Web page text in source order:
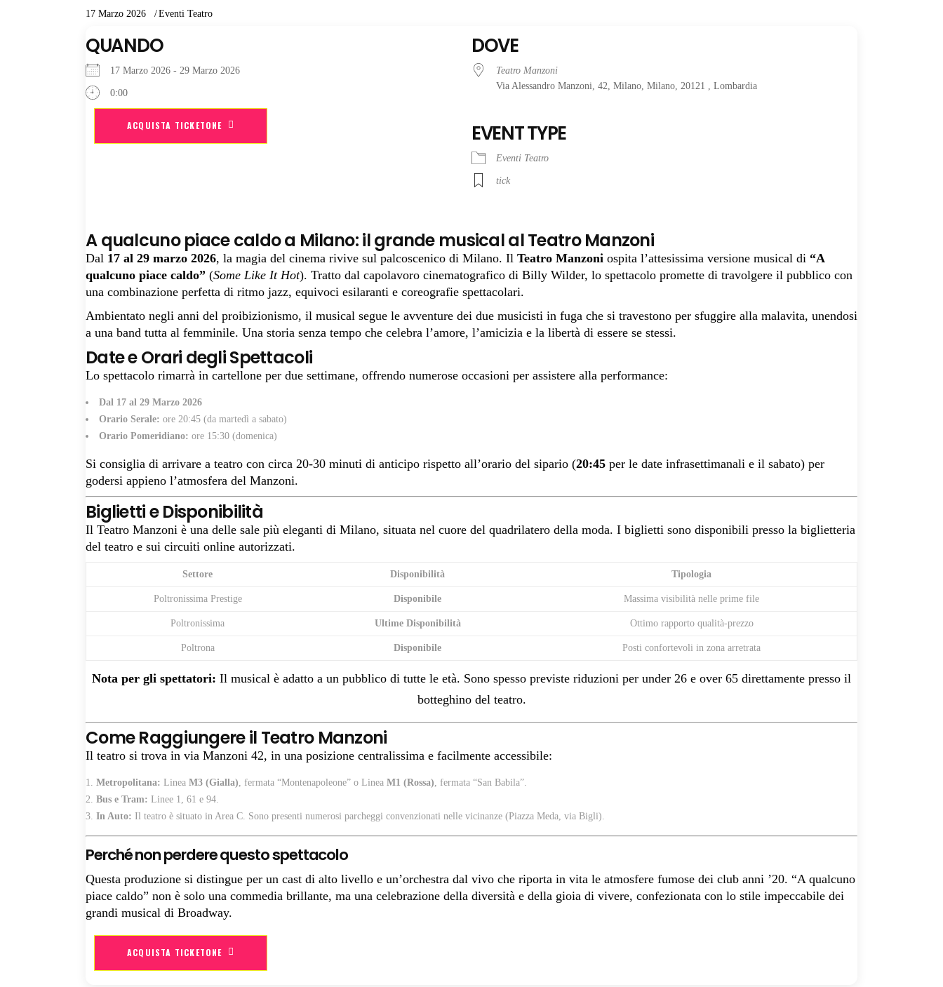
17 Marzo 2026 Eventi Teatro
QUANDO
17 Marzo 2026 - 29 Marzo 2026
0:00
ACQUISTA TICKETONE
DOVE
Teatro Manzoni
Via Alessandro Manzoni, 42, Milano, Milano, 20121 , Lombardia
EVENT TYPE
Eventi Teatro
tick
A qualcuno piace caldo a Milano: il grande musical al Teatro Manzoni
Dal 17 al 29 marzo 2026, la magia del cinema rivive sul palcoscenico di Milano. Il Teatro Manzoni ospita l’attesissima versione musical di “A
qualcuno piace caldo” (Some Like It Hot). Tratto dal capolavoro cinematografico di Billy Wilder, lo spettacolo promette di travolgere il pubblico con
una combinazione perfetta di ritmo jazz, equivoci esilaranti e coreografie spettacolari.
Ambientato negli anni del proibizionismo, il musical segue le avventure dei due musicisti in fuga che si travestono per sfuggire alla malavita, unendosi
a una band tutta al femminile. Una storia senza tempo che celebra l’amore, l’amicizia e la libertà di essere se stessi.
Date e Orari degli Spettacoli
Lo spettacolo rimarrà in cartellone per due settimane, offrendo numerose occasioni per assistere alla performance:
Dal 17 al 29 Marzo 2026
Orario Serale: ore 20:45 (da martedì a sabato)
Orario Pomeridiano: ore 15:30 (domenica)
Si consiglia di arrivare a teatro con circa 20-30 minuti di anticipo rispetto all’orario del sipario (20:45 per le date infrasettimanali e il sabato) per
godersi appieno l’atmosfera del Manzoni.
Biglietti e Disponibilità
Il Teatro Manzoni è una delle sale più eleganti di Milano, situata nel cuore del quadrilatero della moda. I biglietti sono disponibili presso la biglietteria
del teatro e sui circuiti online autorizzati.
Settore Disponibilità Tipologia
Poltronissima Prestige Disponibile Massima visibilità nelle prime file
Poltronissima Ultime Disponibilità Ottimo rapporto qualità-prezzo
Poltrona Disponibile Posti confortevoli in zona arretrata
Nota per gli spettatori: Il musical è adatto a un pubblico di tutte le età. Sono spesso previste riduzioni per under 26 e over 65 direttamente presso il
botteghino del teatro.
Come Raggiungere il Teatro Manzoni
Il teatro si trova in via Manzoni 42, in una posizione centralissima e facilmente accessibile:
Metropolitana: Linea M3 (Gialla) , fermata “Montenapoleone” o Linea M1 (Rossa) , fermata “San Babila”.
Bus e Tram: Linee 1, 61 e 94.
In Auto: Il teatro è situato in Area C. Sono presenti numerosi parcheggi convenzionati nelle vicinanze (Piazza Meda, via Bigli).
Perché non perdere questo spettacolo
Questa produzione si distingue per un cast di alto livello e un’orchestra dal vivo che riporta in vita le atmosfere fumose dei club anni ’20. “A qualcuno
piace caldo” non è solo una commedia brillante, ma una celebrazione della diversità e della gioia di vivere, confezionata con lo stile impeccabile dei
grandi musical di Broadway.
ACQUISTA TICKETONE